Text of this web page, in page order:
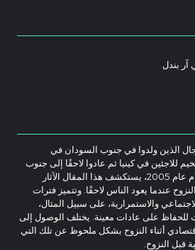
آر بندل
الذين ولدوا في جنوب السودان في
للاجئين في كينيا ثم عادوا لاحقًا إلى جنوب
السودان بعد اتفاق السلام عام 2005، يستكشف هذا المقال الآثار
عندما يعود الناس لاحقًا. وتتميز فترات
والاستمرارية، على سبيل المثال،
للحفاظ على عادات معينة. يختلف الوصول إلى
أثناء النزوح بشكل ملحوظ عن تلك التي
قبل النزوح.